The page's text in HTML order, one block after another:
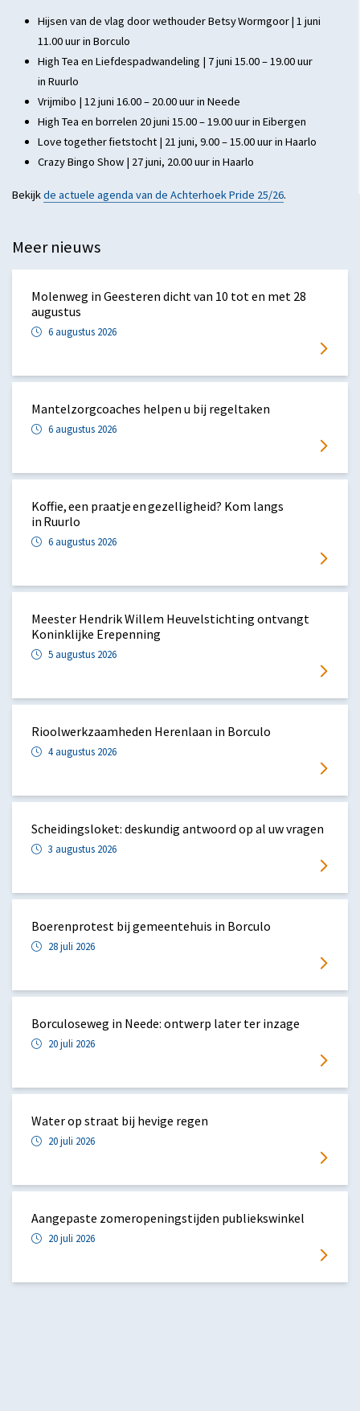
Hijsen van de vlag door wethouder Betsy Wormgoor | 1 juni
11.00 uur in Borculo
High Tea en Liefdespadwandeling | 7 juni 15.00 – 19.00 uur
in Ruurlo
Vrijmibo | 12 juni 16.00 – 20.00 uur in Neede
High Tea en borrelen 20 juni 15.00 – 19.00 uur in Eibergen
Love together fietstocht | 21 juni, 9.00 – 15.00 uur in Haarlo
Crazy Bingo Show | 27 juni, 20.00 uur in Haarlo
Bekijkde actuele agenda van de Achterhoek Pride 25/26.
Meer nieuws
Molenweg in Geesteren dicht van 10 tot en met 28
augustus
6 augustus 2026
Mantelzorgcoaches helpen u bij regeltaken
6 augustus 2026
Koffie, een praatje en gezelligheid? Kom langs
in Ruurlo
6 augustus 2026
Meester Hendrik Willem Heuvelstichting ontvangt
Koninklijke Erepenning
5 augustus 2026
Rioolwerkzaamheden Herenlaan in Borculo
4 augustus 2026
Scheidingsloket: deskundig antwoord op al uw vragen
3 augustus 2026
Boerenprotest bij gemeentehuis in Borculo
28 juli 2026
Borculoseweg in Neede: ontwerp later ter inzage
20 juli 2026
Water op straat bij hevige regen
20 juli 2026
Aangepaste zomeropeningstijden publiekswinkel
20 juli 2026